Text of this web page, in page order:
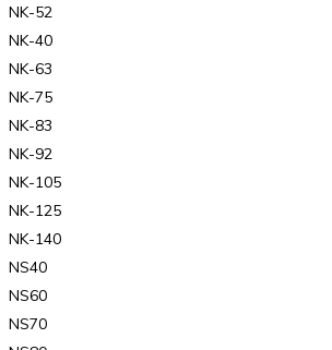
NK-52
NK-40
NK-63
NK-75
NK-83
NK-92
NK-105
NK-125
NK-140
NS40
NS60
NS70